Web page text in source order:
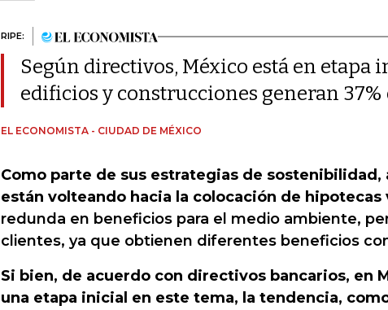
RIPE:
Según directivos, México está en etapa
edificios y construcciones generan 37%
EL ECONOMISTA - CIUDAD DE MÉXICO
Como parte de sus estrategias de sostenibilidad,
están volteando hacia la colocación de hipotecas
redunda en beneficios para el medio ambiente,
clientes, ya que obtienen diferentes beneficios
Si bien, de acuerdo con directivos bancarios, en
una etapa inicial en este tema, la tendencia,